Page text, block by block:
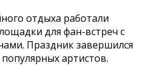
отдыха работали
для фан-встреч с
Праздник завершился
артистов.